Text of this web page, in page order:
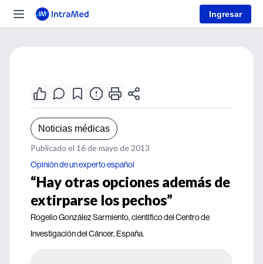
Ingresar
Noticias médicas
Publicado el 16 de mayo de 2013
Opinión de un experto español
“Hay otras opciones además de
extirparse los pechos”
Rogelio González Sarmiento, científico del Centro de
Investigación del Cáncer, España.